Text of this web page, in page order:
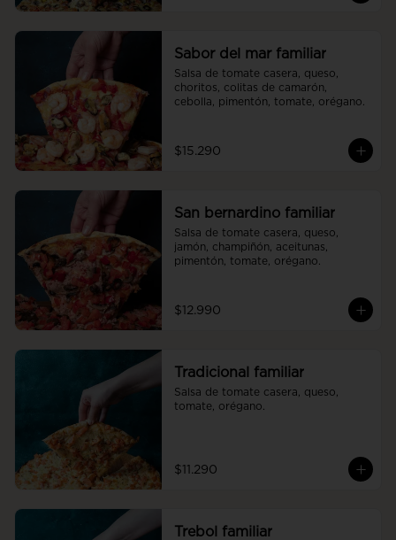
Sabor del mar familiar
Salsa de tomate casera, queso,
choritos, colitas de camarón,
cebolla, pimentón, tomate, orégano.
$15.290
San bernardino familiar
Salsa de tomate casera, queso,
jamón, champiñón, aceitunas,
pimentón, tomate, orégano.
$12.990
Tradicional familiar
Salsa de tomate casera, queso,
tomate, orégano.
$11.290
Trebol familiar